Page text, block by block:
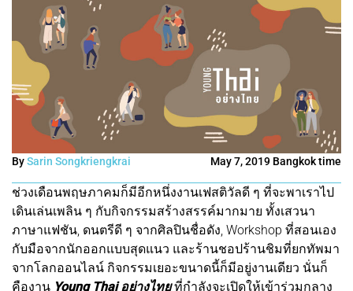
BySarin Songkriengkrai May 7, 2019 Bangkok time
ช่วงเดือนพฤษภาคมก็มีอีกหนึ่งงานเฟสติวัลดี ๆ ที่จะพาเราไป
เดินเล่นเพลิน ๆ กับกิจกรรมสร้างสรรค์มากมาย ทั้งเสวนา
ภาษาแฟชัน, ดนตรีดี ๆ จากศิลปินชื่อดัง, Workshop ที่สอนเอง
กับมือจากนักออกแบบสุดแนว และร้านชอปร้านชิมที่ยกทัพมา
จากโลกออนไลน์ กิจกรรมเยอะขนาดนี้ก็มีอยู่งานเดียว นั่นก็
คืองาน Young Thai อย่างไทยที่กำลังจะเปิดให้เข้าร่วมกลาง